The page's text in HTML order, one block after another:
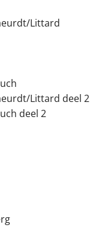
Littard
Littard deel 2
deel 2